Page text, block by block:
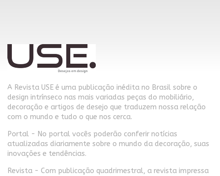
A Revista USE é uma publicação inédita no Brasil sobre o
design intrínseco nas mais variadas peças do mobiliário,
decoração e artigos de desejo que traduzem nossa relação
com o mundo e tudo o que nos cerca.
Portal - No portal vocês poderão conferir notícias
atualizadas diariamente sobre o mundo da decoração, suas
inovações e tendências.
Revista - Com publicação quadrimestral, a revista impressa